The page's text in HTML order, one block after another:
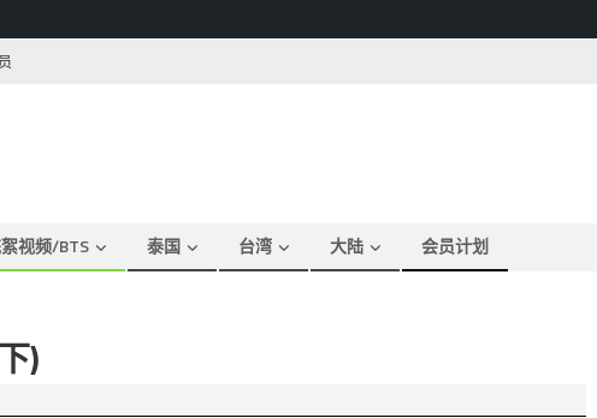
视频/BTS 泰国 台湾 大陆 会员计划
)